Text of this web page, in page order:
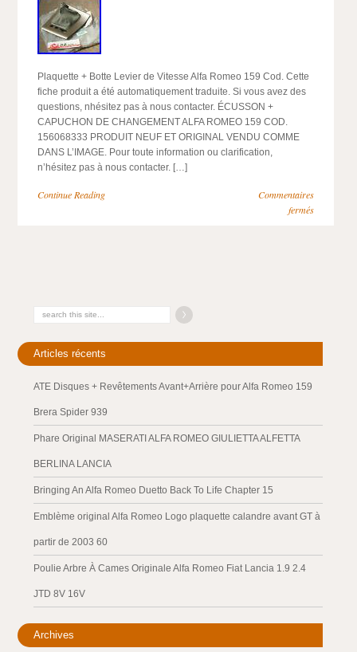
Plaquette + Botte Levier de Vitesse Alfa Romeo 159 Cod. Cette
fiche produit a été automatiquement traduite. Si vous avez des
questions, nhésitez pas à nous contacter. ÉCUSSON +
CAPUCHON DE CHANGEMENT ALFA ROMEO 159 COD.
156068333 PRODUIT NEUF ET ORIGINAL VENDU COMME
DANS L’IMAGE. Pour toute information ou clarification,
n’hésitez pas à nous contacter. […]
Continue Reading
Commentaires
fermés
Articles récents
ATE Disques + Revêtements Avant+Arrière pour Alfa Romeo 159
Brera Spider 939
Phare Original MASERATI ALFA ROMEO GIULIETTA ALFETTA
BERLINA LANCIA
Bringing An Alfa Romeo Duetto Back To Life Chapter 15
Emblème original Alfa Romeo Logo plaquette calandre avant GT à
partir de 2003 60
Poulie Arbre À Cames Originale Alfa Romeo Fiat Lancia 1.9 2.4
JTD 8V 16V
Archives